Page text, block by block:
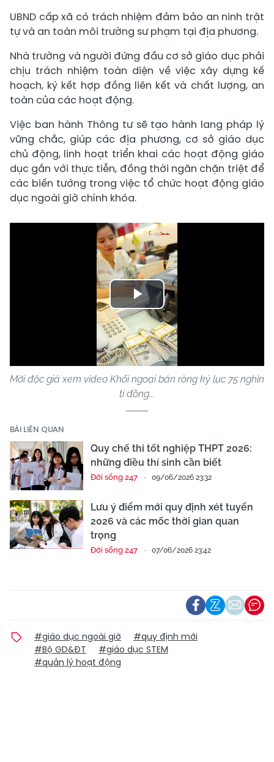
UBND cấp xã có trách nhiệm đảm bảo an ninh trật
tự và an toàn môi trường sư phạm tại địa phương.
Nhà trường và người đứng đầu cơ sở giáo dục phải
chịu trách nhiệm toàn diện về việc xây dựng kế
hoạch, ký kết hợp đồng liên kết và chất lượng, an
toàn của các hoạt động.
Việc ban hành Thông tư sẽ tạo hành lang pháp lý
vững chắc, giúp các địa phương, cơ sở giáo dục
chủ động, linh hoạt triển khai các hoạt động giáo
dục gắn với thực tiễn, đồng thời ngăn chặn triệt để
các biến tướng trong việc tổ chức hoạt động giáo
dục ngoài giờ chính khóa.
Play
Video
Mời độc giả xem video Khối ngoại bán ròng kỷ lục 75 nghìn
tỉ đồng...
BÀI LIÊN QUAN
Quy chế thi tốt nghiệp THPT 2026:
những điều thí sinh cần biết
Đời sống 247 09/06/2026 23:32
Lưu ý điểm mới quy định xét tuyển
2026 và các mốc thời gian quan
trọng
Đời sống 247 07/06/2026 23:42
#giáo dục ngoài giờ
#quy định mới
#Bộ GD&ĐT
#giáo dục STEM
#quản lý hoạt động